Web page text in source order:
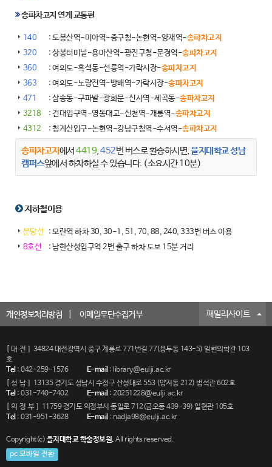
송파차고지 연계 교통편
140 : 도봉산역-미아역-중구청-논현역-양재역-송파차고지
320
: 상봉터미널-용마산역-광진구청-문정역-송파차고지
360
: 여의도-흑석동-선릉역-가락시장-송파차고지
363
: 여의도-노량진역-방배역-가락시장-송파차고지
471
: 삼송동-구파발-광화문-신사역-세곡동-송파차고지
3218
: 건대입구역-영동대교-신천역-개롱역-송파차고지
4312
: 청계산입구-논현역-강남구청역-수서역-송파차고지
송파차고지에서 4419,452번 버스로 환승하시면,을지대학교 성남
캠퍼스앞에서 하차하실 수 있습니다. (소요시간 10분)
지하철이용
분당선 : 모란역 하차 30, 30-1, 51, 70, 88, 240, 333번 버스 이용
8호선
: 남한산성입구역 2번 출구 하차 도보 15분 거리
개인정보처리방침 이메일무단수집거부 패밀리사이트
[대전]
34824 대전광역시 중구 계룡로 771번길 77(용두동 143-5) 일현의학관 103
호
Tel: 042-259-1576 E-mail: library@eulji.ac.kr
[성남]
13135 경기도 성남시 수정구 산성대로 553 (양지동 212) 범석관 602호
Tel: 031-740-7402 E-mail: 20251228@eulji.ac.kr
[의정부]
11759 경기도 의정부시 동일로 712(금오동 439-39) 일현관 105호
Tel: 031-951-3628 E-mail: nadja98@eulji.ac.kr
Copyright(c) 을지대학교 학술정보원. All rights reserved.
pc 모바일 전환